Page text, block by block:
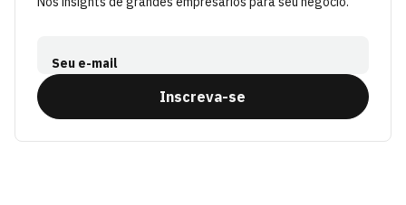
Seu e-mail
Inscreva-se